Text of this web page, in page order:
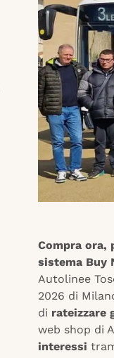
Compra ora,
sistema Buy
Autolinee
2026 di
di rateizzare
web shop di
interessi